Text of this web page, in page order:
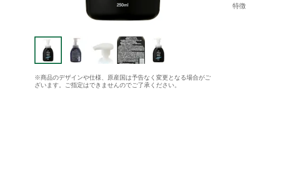
※商品のデザインや仕様、原産国は予告なく変更となる場合がご
ざいます。ご指定はできませんのでご了承ください。
特徴